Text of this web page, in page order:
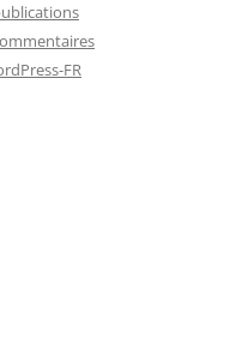
FR